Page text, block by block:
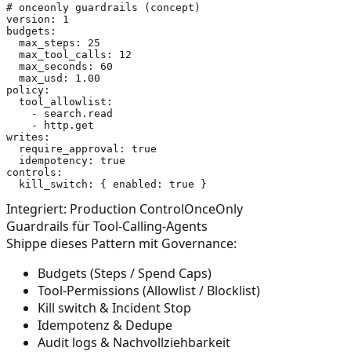
# onceonly guardrails (concept)
version: 1
budgets:
  max_steps: 25
  max_tool_calls: 12
  max_seconds: 60
  max_usd: 1.00
policy:
  tool_allowlist:
    - search.read
    - http.get
writes:
  require_approval: true
  idempotency: true
controls:
Integriert: Production ControlOnceOnly
Guardrails für Tool-Calling-Agents
Shippe dieses Pattern mit Governance:
Budgets (Steps / Spend Caps)
Tool-Permissions (Allowlist / Blocklist)
Kill switch & Incident Stop
Idempotenz & Dedupe
Audit logs & Nachvollziehbarkeit